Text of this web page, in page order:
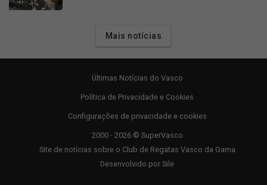
Mais notícias
Últimas Notícias do Vasco
Política de Privacidade e Cookies
Configurações de privacidade e cookies
2000 - 2026 © SuperVasco
Site de notícias sobre o Club de Regatas Vasco da Gama
Desenvolvido por Sile